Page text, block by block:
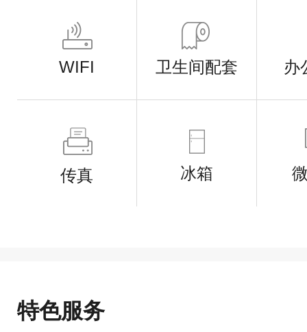
WIFI 卫生间配套 办
传真 冰箱
特色服务